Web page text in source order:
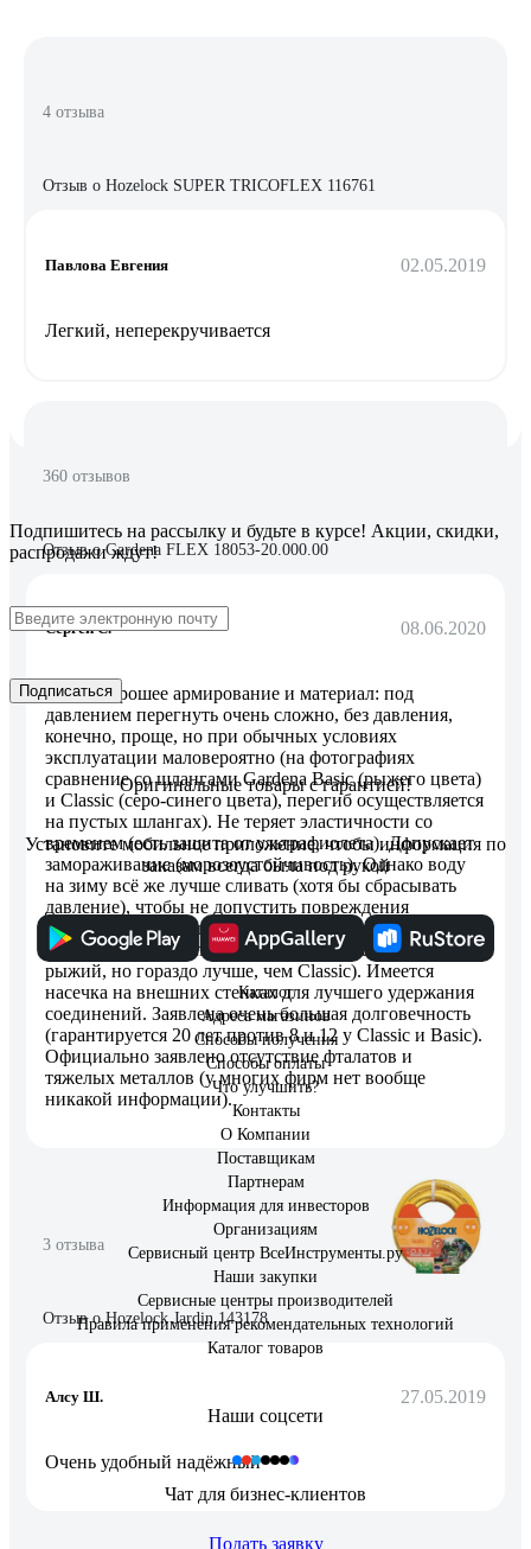
4 отзыва
Отзыв о Hozelock SUPER TRICOFLEX 116761
Павлова Евгения 02.05.2019
Легкий, неперекручивается
360 отзывов
Отзыв о Gardena FLEX 18053-20.000.00
Сергей С. 08.06.2020
Очень хорошее армирование и материал: под
давлением перегнуть очень сложно, без давления,
конечно, проще, но при обычных условиях
эксплуатации маловероятно (на фотографиях
сравнение со шлангами Gardena Basic (рыжего цвета)
и Classic (серо-синего цвета), перегиб осуществляется
на пустых шлангах). Не теряет эластичности со
временем (есть защита от ультрафиолета). Допускает
замораживание (морозоустойчивость). Однако воду
на зиму всё же лучше сливать (хотя бы сбрасывать
давление), чтобы не допустить повреждения
соединений. Хорошо заметен в траве (правда,
похуже, чем Gardena Basic, который практически весь
рыжий, но гораздо лучше, чем Classic). Имеется
насечка на внешних стенках для лучшего удержания
соединений. Заявлена очень большая долговечность
(гарантируется 20 лет против 8 и 12 у Classic и Basic).
Официально заявлено отсутствие фталатов и
тяжелых металлов (у многих фирм нет вообще
никакой информации).
3 отзыва
Отзыв о Hozelock Jardin 143178
Алсу Ш. 27.05.2019
Очень удобный надёжный
Подпишитесь на рассылку и будьте в курсе! Акции, скидки,
распродажи ждут!
Подписаться
Оригинальные товары с гарантией!
Установите мобильное приложение, чтобы информация по
заказам всегда была под рукой
Каталог
Адреса магазинов
Способы получения
Способы оплаты
Что улучшить?
Контакты
О Компании
Поставщикам
Партнерам
Информация для инвесторов
Организациям
Сервисный центр ВсеИнструменты.ру
Наши закупки
Сервисные центры производителей
Правила применения рекомендательных технологий
Каталог товаров
Наши соцсети
Чат для бизнес-клиентов
Подать заявку